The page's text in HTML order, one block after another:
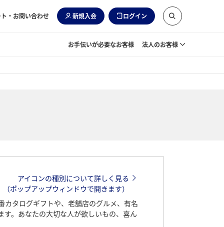
・お問い合わせ 新規入会 ログイン
お手伝いが必要なお客様 法人のお客様
アイコンの種別について詳しく見る
（ポップアップウィンドウで開きます）
カタログギフトや、老舗店のグルメ、有名
。あなたの大切な人が欲しいもの、喜ん